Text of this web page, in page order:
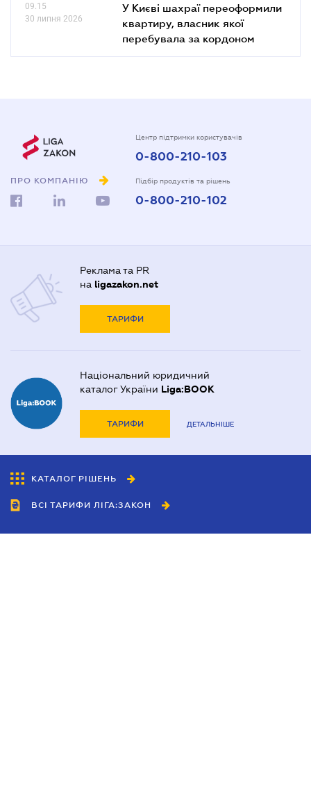
09.15
30 липня 2026
У Києві шахраї переоформили
квартиру, власник якої
перебувала за кордоном
ПРО КОМПАНІЮ
Центр підтримки користувачів
0-800-210-103
Підбір продуктів та рішень
0-800-210-102
Реклама та PR
на ligazakon.net
ТАРИФИ
Національний юридичний
каталог України Liga:BOOK
ТАРИФИ ДЕТАЛЬНІШЕ
КАТАЛОГ РІШЕНЬ
ВСІ ТАРИФИ ЛІГА:ЗАКОН